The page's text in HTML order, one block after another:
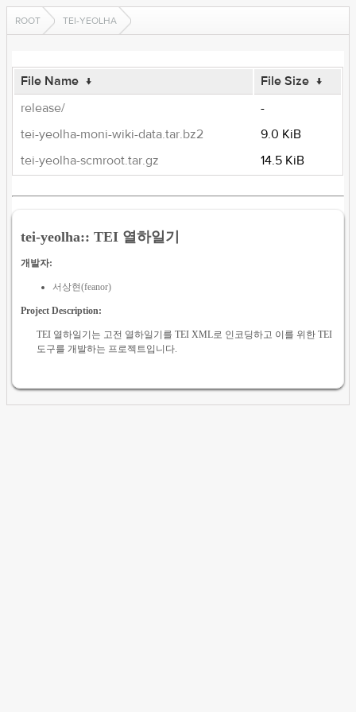
ROOT TEI-YEOLHA
File Name ↓ File Size ↓
release/
-
tei-yeolha-moni-wiki-data.tar.bz2
9.0 KiB
tei-yeolha-scmroot.tar.gz
14.5 KiB
tei-yeolha:: TEI 열하일기
개발자:
서상현(feanor)
Project Description:
TEI 열하일기는 고전 열하일기를 TEI XML로 인코딩하고 이를 위한 TEI
도구를 개발하는 프로젝트입니다.